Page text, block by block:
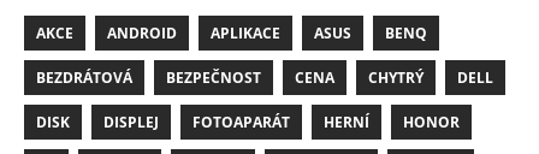
AKCE ANDROID APLIKACE ASUS BENQ
BEZDRÁTOVÁ BEZPEČNOST CENA CHYTRÝ DELL
DISK DISPLEJ FOTOAPARÁT HERNÍ HONOR